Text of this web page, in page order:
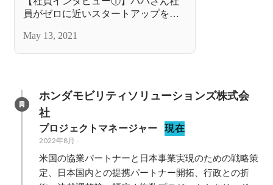
員がゼロに近いスタートアップを選
May 13, 2021
ホンダモビリティソリューションズ株式会
社
プロジェクトマネージャー 現在
2022年8月 -
米国の協業パートナーと日本事業実現のための戦略策
定、日本国内との提携パートナー開拓、行政との折